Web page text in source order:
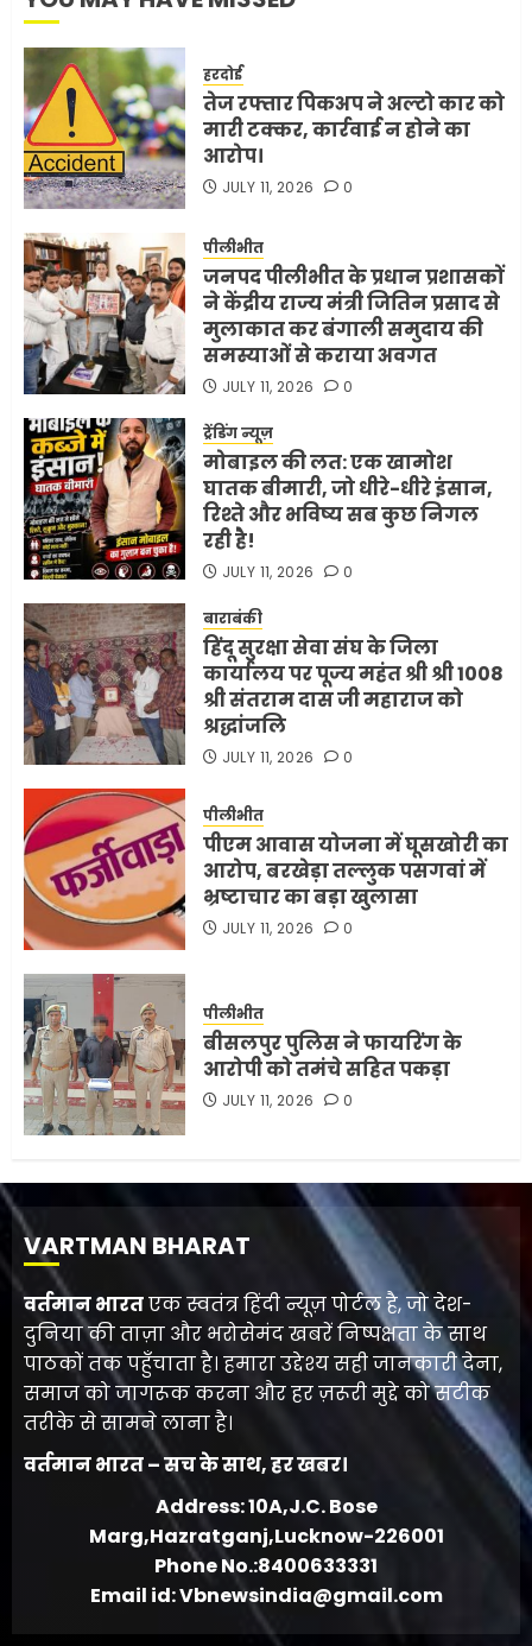
हरदोई
तेज रफ्तार पिकअप ने अल्टो कार को
मारी टक्कर, कार्रवाई न होने का
आरोप।
JULY 11, 2026 0
पीलीभीत
जनपद पीलीभीत के प्रधान प्रशासकों
ने केंद्रीय राज्य मंत्री जितिन प्रसाद से
मुलाकात कर बंगाली समुदाय की
समस्याओं से कराया अवगत
JULY 11, 2026 0
ट्रेंडिंग न्यूज़
मोबाइल की लत: एक खामोश
घातक बीमारी, जो धीरे-धीरे इंसान,
रिश्ते और भविष्य सब कुछ निगल
रही है!
JULY 11, 2026 0
बाराबंकी
हिंदू सुरक्षा सेवा संघ के जिला
कार्यालय पर पूज्य महंत श्री श्री 1008
श्री संतराम दास जी महाराज को
श्रद्धांजलि
JULY 11, 2026 0
पीलीभीत
पीएम आवास योजना में घूसखोरी का
आरोप, बरखेड़ा तल्लुक पसगवां में
भ्रष्टाचार का बड़ा खुलासा
JULY 11, 2026 0
पीलीभीत
बीसलपुर पुलिस ने फायरिंग के
आरोपी को तमंचे सहित पकड़ा
JULY 11, 2026 0
VARTMAN BHARAT
वर्तमान भारतएक स्वतंत्र हिंदी न्यूज़ पोर्टल है, जो देश-
दुनिया की ताज़ा और भरोसेमंद खबरें निष्पक्षता के साथ
पाठकों तक पहुँचाता है। हमारा उद्देश्य सही जानकारी देना,
समाज को जागरूक करना और हर ज़रूरी मुद्दे को सटीक
तरीके से सामने लाना है।
वर्तमान भारत – सच के साथ, हर खबर।
Address: 10A,J.C. Bose
Marg,Hazratganj,Lucknow-226001
Phone No.:8400633331
Email id: Vbnewsindia@gmail.com